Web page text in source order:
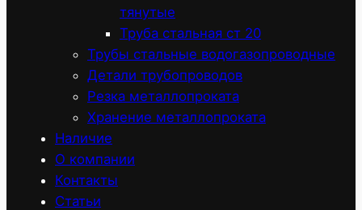
тянутые
Труба стальная ст 20
Трубы стальные водогазопроводные
Детали трубопроводов
Резка металлопроката
Хранение металлопроката
Наличие
О компании
Контакты
Статьи